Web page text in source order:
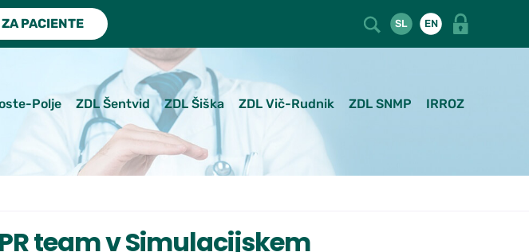
PACIENTE SL EN
Polje ZDL Šentvid ZDL Šiška ZDL Vič-Rudnik ZDL SNMP IRROZ
team v Simulacijskem